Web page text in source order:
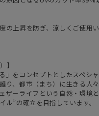
の上昇を防ぎ、涼しくご使用
】
」をコンセプトとしたスペシャ
り、都市（まち）に生きる人
ザーライフという自然・環境
ル”の確立を目指しています。